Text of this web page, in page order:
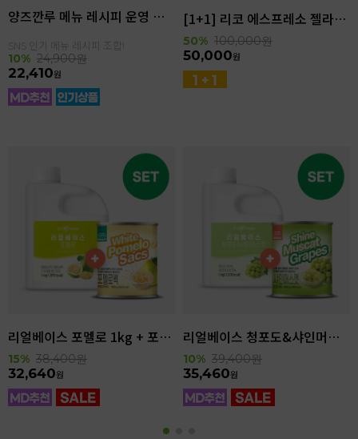
양즈깐루 메뉴 레시피 운영 세트
SNS 인기 메뉴 레시피 조합!
10% 24,900원
22,410원
[1+1] 리코 에스프레소 젤라또 4kg(4.6L)
50% 100,000원
50,000원
리얼베이스 포멜로 1kg + 포멜로쌕 850g SET
15% 38,400원
32,640원
리얼베이스 청포도&샤인머스캣 1kg + 샤인머스캣 850g SET
10% 39,400원
35,460원